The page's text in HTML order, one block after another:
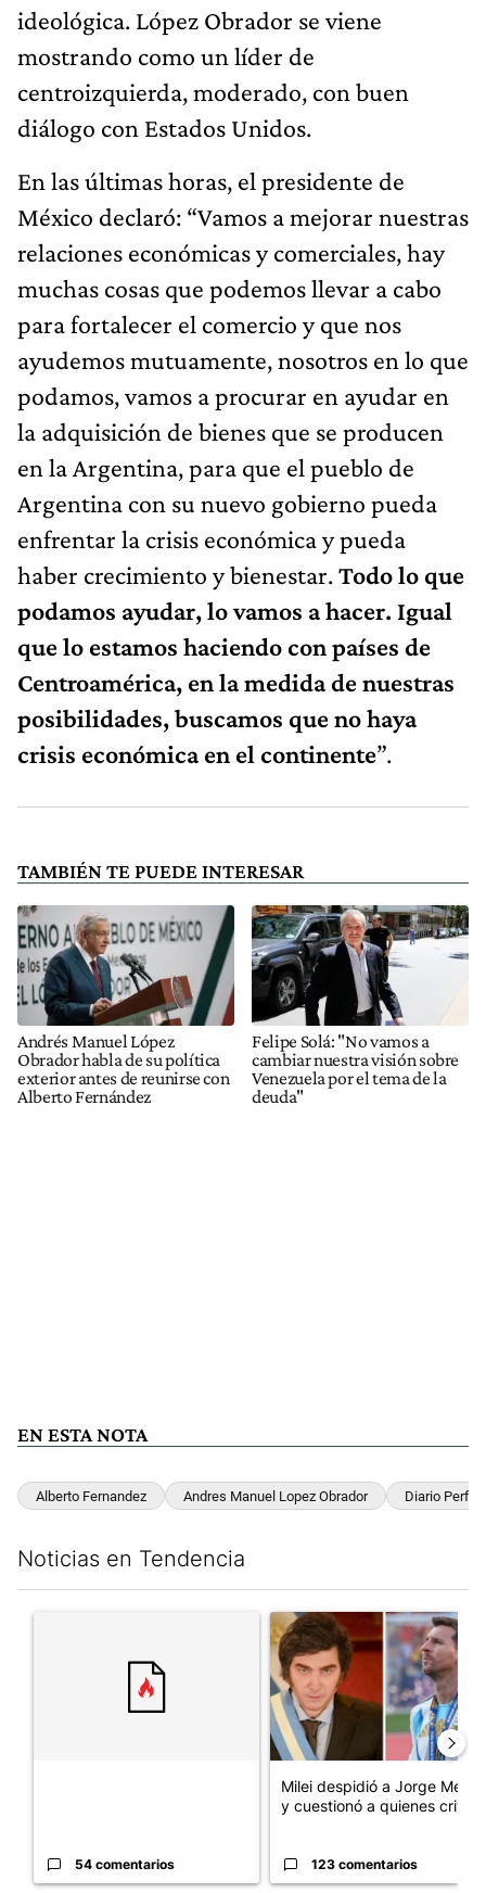
ideológica. López Obrador se viene
mostrando como un líder de
centroizquierda, moderado, con buen
diálogo con Estados Unidos.
En las últimas horas, el presidente de
México declaró: “Vamos a mejorar nuestras
relaciones económicas y comerciales, hay
muchas cosas que podemos llevar a cabo
para fortalecer el comercio y que nos
ayudemos mutuamente, nosotros en lo que
podamos, vamos a procurar en ayudar en
la adquisición de bienes que se producen
en la Argentina, para que el pueblo de
Argentina con su nuevo gobierno pueda
enfrentar la crisis económica y pueda
haber crecimiento y bienestar.Todo lo que
podamos ayudar, lo vamos a hacer. Igual
que lo estamos haciendo con países de
Centroamérica, en la medida de nuestras
posibilidades, buscamos que no haya
crisis económica en el continente”.
TAMBIÉN TE PUEDE INTERESAR
Andrés Manuel López
Obrador habla de su política
exterior antes de reunirse con
Alberto Fernández
Felipe Solá: "No vamos a
cambiar nuestra visión sobre
Venezuela por el tema de la
deuda"
EN ESTA NOTA
Alberto Fernandez Andres Manuel Lopez Obrador Diario Perfil
Noticias en Tendencia
Un artículo de tendencia con el título "" con 54 comentarios.
54 comentarios
Un artículo de tendencia con
Milei despidió a Jorge Messi
y cuestionó a quienes crit...
123 comentarios